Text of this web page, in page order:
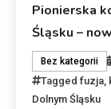
Pionierska
Śląsku –
Bez kategorii
Taggedfuzja
Dolnym Śląsku